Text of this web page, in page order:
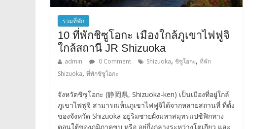
รวมที่พัก
10 ที่พักชิซูโอกะ เมืองใกล้ภูเขาไฟฟูจิ
ใกล้สถานี JR Shizuoka
admin 0 Comment Shizuoka, ชิซูโอกะ, ที่พัก
Shizuoka, ที่พักชิซูโอกะ
จังหวัดชิซูโอกะ (静岡県, Shizuoka-ken) เป็นเมืองที่อยู่ใกล้
ภูเขาไฟฟูจิ สามารถเห็นภูเขาไฟฟูจิได้จากหลายสถานที่ ที่ตั้ง
ของจังหวัด Shizuoka อยู่ริมชายฝั่งมหาสมุทรแปซิฟิกทาง
ตอนใต้ของภูมิภาคชูบุ หรือ อยู่กึ่งกลางระหว่างโตเกียว และ